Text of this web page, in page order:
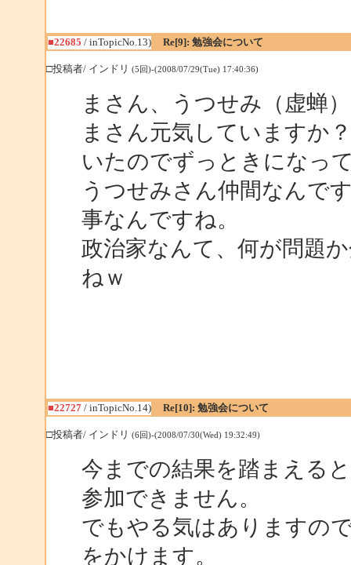
■22685 / inTopicNo.13) Re[9]: 勉強会について
□投稿者/ インドリ (5回)-(2008/07/29(Tue) 17:40:36)
まさん、うつせみ（虚蝉
まさん元気していますか
いたのでずっときになっ
うつせみさん仲間なんで
事なんですね。
政治家なんて、何が問題
ねｗ
■22727/ inTopicNo.14) Re[10]: 勉強会について
□投稿者/ インドリ (6回)-(2008/07/30(Wed) 19:32:49)
今までの結果を踏まえる
参加できません。
でもやる気はありますの
をかけます。